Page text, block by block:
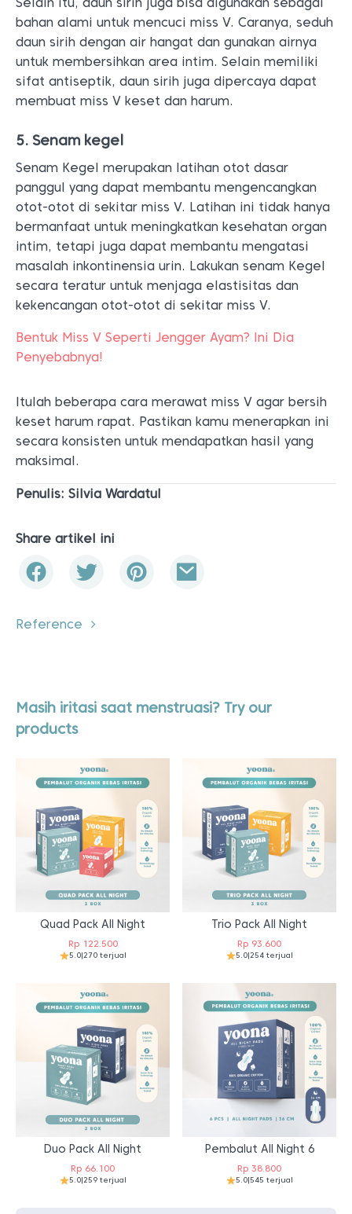
bahan alami untuk mencuci miss V. Caranya, seduh
daun sirih dengan air hangat dan gunakan airnya
untuk membersihkan area intim. Selain memiliki
sifat antiseptik, daun sirih juga dipercaya dapat
membuat miss V keset dan harum.
5. Senam kegel
Senam Kegel merupakan latihan otot dasar
panggul yang dapat membantu mengencangkan
otot-otot di sekitar miss V. Latihan ini tidak hanya
bermanfaat untuk meningkatkan kesehatan organ
intim, tetapi juga dapat membantu mengatasi
masalah inkontinensia urin. Lakukan senam Kegel
secara teratur untuk menjaga elastisitas dan
kekencangan otot-otot di sekitar miss V.
Bentuk Miss V Seperti Jengger Ayam? Ini Dia
Penyebabnya!
Itulah beberapa cara merawat miss V agar bersih
keset harum rapat. Pastikan kamu menerapkan ini
secara konsisten untuk mendapatkan hasil yang
maksimal.
Penulis: Silvia Wardatul
Share artikel ini
Reference
Masih iritasi saat menstruasi? Try our
products
Quad Pack All Night
Rp122.500
5.0|270 terjual
Trio Pack All Night
Rp 93.600
5.0|254 terjual
Duo Pack All Night
Rp 66.100
5.0|259 terjual
Pembalut All Night 6
Rp 38.800
5.0|545 terjual